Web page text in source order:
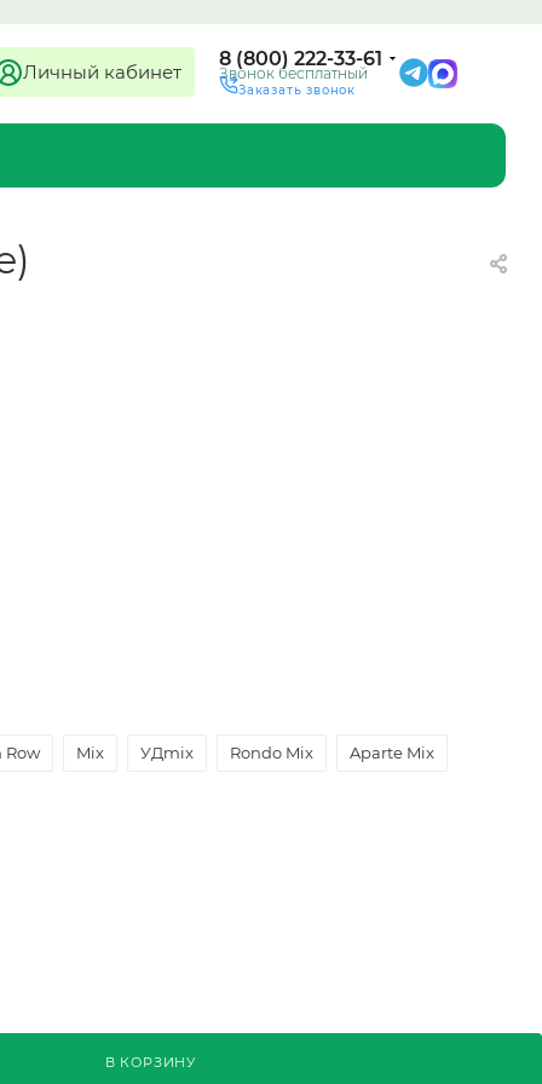
Личный кабинет
8 (800) 222-33-61
Звонок бесплатный
Заказать звонок
Row Mix УДmix Rondo Mix Aparte Mix
В КОРЗИНУ